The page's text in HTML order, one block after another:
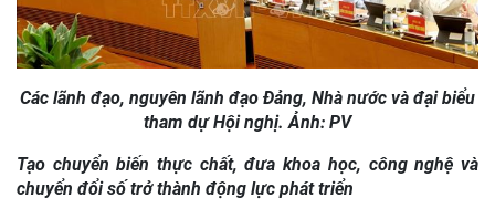
Các lãnh đạo, nguyên lãnh đạo Đảng, Nhà nước và đại biểu
tham dự Hội nghị. Ảnh: PV
Tạo chuyển biến thực chất, đưa khoa học, công nghệ và
chuyển đổi số trở thành động lực phát triển